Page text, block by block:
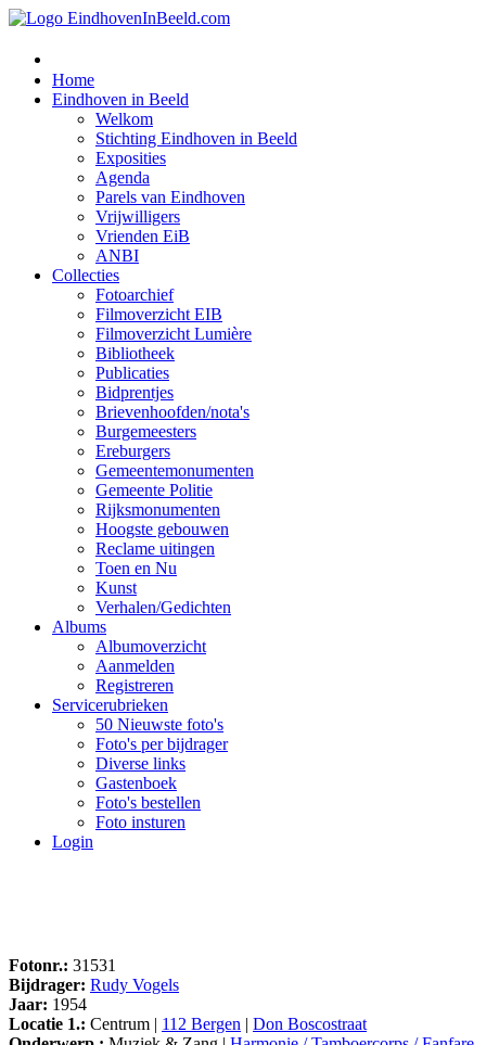
Home
Eindhoven in Beeld
Welkom
Stichting Eindhoven in Beeld
Exposities
Agenda
Parels van Eindhoven
Vrijwilligers
Vrienden EiB
ANBI
Collecties
Fotoarchief
Filmoverzicht EIB
Filmoverzicht Lumière
Bibliotheek
Publicaties
Bidprentjes
Brievenhoofden/nota's
Burgemeesters
Ereburgers
Gemeentemonumenten
Gemeente Politie
Rijksmonumenten
Hoogste gebouwen
Reclame uitingen
Toen en Nu
Kunst
Verhalen/Gedichten
Albums
Albumoverzicht
Aanmelden
Registreren
Servicerubrieken
50 Nieuwste foto's
Foto's per bijdrager
Diverse links
Gastenboek
Foto's bestellen
Foto insturen
Login
Fotonr.: 31531
Bijdrager: Rudy Vogels
Jaar: 1954
Locatie 1.: Centrum | 112 Bergen | Don Boscostraat